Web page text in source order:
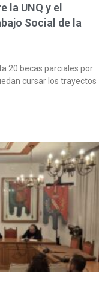
la UNQ y el
Social de la
20 becas parciales por
cursar los trayectos